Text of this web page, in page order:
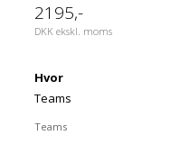
2195,-
DKK ekskl. moms
Hvor
Teams
Teams